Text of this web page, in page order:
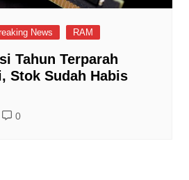
News RAM
Tahun Terparah
Stok Sudah Habis
0